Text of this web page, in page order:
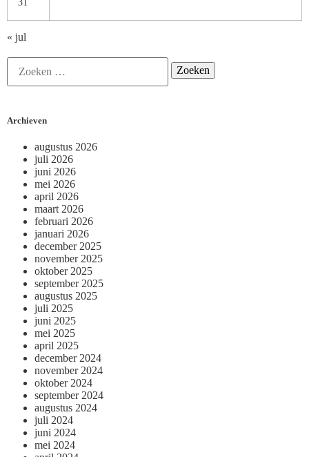
« jul
Archieven
augustus 2026
juli 2026
juni 2026
mei 2026
april 2026
maart 2026
februari 2026
januari 2026
december 2025
november 2025
oktober 2025
september 2025
augustus 2025
juli 2025
juni 2025
mei 2025
april 2025
december 2024
november 2024
oktober 2024
september 2024
augustus 2024
juli 2024
juni 2024
mei 2024